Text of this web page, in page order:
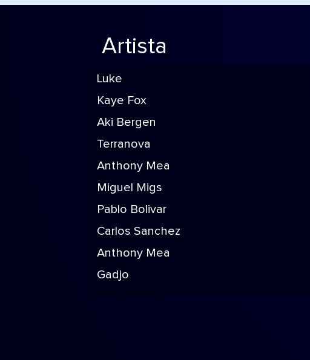
Artista
Luke
Kaye Fox
Aki Bergen
Terranova
Anthony Mea
Miguel Migs
Pablo Bolivar
Carlos Sanchez
Anthony Mea
Gadjo